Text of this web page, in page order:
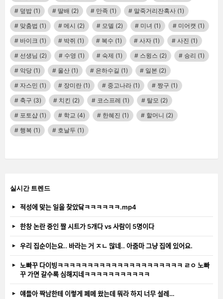
덮밥 (1) 딸배 (2) 만족 (1) 말죽거리잔혹사 (1)
맞춤법 (1) 메시 (2) 모델 (2) 미녀 (1) 미어캣 (1)
바이크 (1) 박쥐 (1) 복수 (1) 사자 (1) 사진 (1)
선생님 (2) 수영 (1) 숙제 (1) 스윙스 (2) 승리 (1)
악당 (1) 울산 (1) 은하수길 (1) 일본 (2)
자스민 (1) 장미란 (1) 중고나라 (1) 짱구 (1)
축구 (3) 치킨 (2) 코스프레 (1) 탈모 (2)
포토샵 (1) 학교 (4) 한혜진 (1) 할머니 (2)
행복 (1) 호날두 (1)
실시간 트렌드
적성에 맞는 일을 찾았닼ㅋㅋㅋㅋㅋㅋ.mp4
한창 논란 중인 짤 시트가 5개다 vs 사람이 5명이다
우리 집순이는요.. 바라는 거 ㅈㄴ 많네.. 아줌마 그냥 집에 있어요.
노빠꾸 다이빙ㅋㅋㅋㅋㅋㅋㅋㅋㅋㅋㅋㅋㅋㅋㅋㅋㅋㅋㅋㅋㅋ ㄹㅇ 노빠
꾸 가면 갈수록 심해지네ㅋㅋㅋㅋㅋㅋㅋㅋㅋㅋㅋ
얘들아 짝남한테 이렇게 페메 왔는데 뭐라 하지 너무 설레…